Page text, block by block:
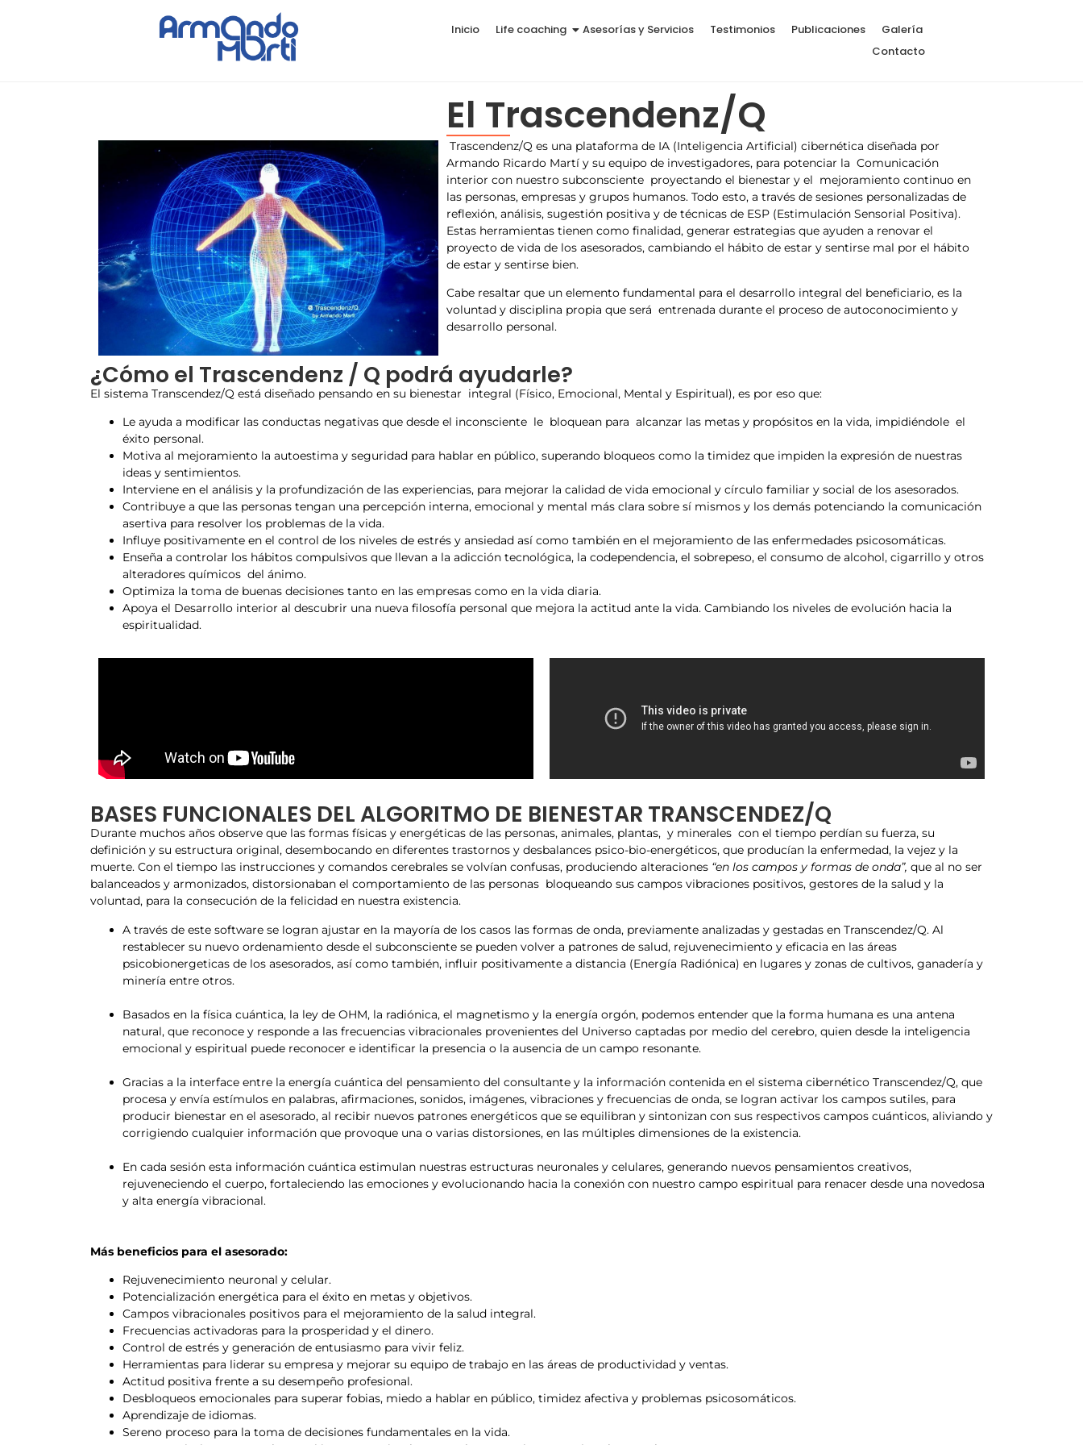
Inicio Life coaching Asesorías y Servicios Testimonios Publicaciones
Galería
Contacto
El Trascendenz/Q
Trascendenz/Q es una plataforma de IA (Inteligencia Artificial) cibernética diseñada por
Armando Ricardo Martí y su equipo de investigadores, para potenciar la Comunicación
interior con nuestro subconsciente proyectando el bienestar y el mejoramiento continuo en
las personas, empresas y grupos humanos. Todo esto, a través de sesiones personalizadas de
reflexión, análisis, sugestión positiva y de técnicas de ESP (Estimulación Sensorial Positiva).
Estas herramientas tienen como finalidad, generar estrategias que ayuden a renovar el
proyecto de vida de los asesorados, cambiando el hábito de estar y sentirse mal por el hábito
de estar y sentirse bien.
Cabe resaltar que un elemento fundamental para el desarrollo integral del beneficiario, es la
voluntad y disciplina propia que será entrenada durante el proceso de autoconocimiento y
desarrollo personal.
¿Cómo el Trascendenz / Q podrá ayudarle?
El sistema Transcendez/Q está diseñado pensando en su bienestar integral (Físico, Emocional, Mental y Espiritual), es por eso que:
Le ayuda a modificar las conductas negativas que desde el inconsciente le bloquean para alcanzar las metas y propósitos en la vida, impidiéndole el
éxito personal.
Motiva al mejoramiento la autoestima y seguridad para hablar en público, superando bloqueos como la timidez que impiden la expresión de nuestras
ideas y sentimientos.
Interviene en el análisis y la profundización de las experiencias, para mejorar la calidad de vida emocional y círculo familiar y social de los asesorados.
Contribuye a que las personas tengan una percepción interna, emocional y mental más clara sobre sí mismos y los demás potenciando la comunicación
asertiva para resolver los problemas de la vida.
Influye positivamente en el control de los niveles de estrés y ansiedad así como también en el mejoramiento de las enfermedades psicosomáticas.
Enseña a controlar los hábitos compulsivos que llevan a la adicción tecnológica, la codependencia, el sobrepeso, el consumo de alcohol, cigarrillo y otros
alteradores químicos del ánimo.
Optimiza la toma de buenas decisiones tanto en las empresas como en la vida diaria.
Apoya el Desarrollo interior al descubrir una nueva filosofía personal que mejora la actitud ante la vida. Cambiando los niveles de evolución hacia la
espiritualidad.
BASES FUNCIONALES DEL ALGORITMO DE BIENESTAR TRANSCENDEZ/Q
Durante muchos años observe que las formas físicas y energéticas de las personas, animales, plantas, y minerales con el tiempo perdían su fuerza, su
definición y su estructura original, desembocando en diferentes trastornos y desbalances psico-bio-energéticos, que producían la enfermedad, la vejez y la
muerte. Con el tiempo las instrucciones y comandos cerebrales se volvían confusas, produciendo alteraciones “en los campos y formas de onda”, que al no ser
balanceados y armonizados, distorsionaban el comportamiento de las personas bloqueando sus campos vibraciones positivos, gestores de la salud y la
voluntad, para la consecución de la felicidad en nuestra existencia.
A través de este software se logran ajustar en la mayoría de los casos las formas de onda, previamente analizadas y gestadas en Transcendez/Q. Al
restablecer su nuevo ordenamiento desde el subconsciente se pueden volver a patrones de salud, rejuvenecimiento y eficacia en las áreas
psicobionergeticas de los asesorados, así como también, influir positivamente a distancia (Energía Radiónica) en lugares y zonas de cultivos, ganadería y
minería entre otros.
Basados en la física cuántica, la ley de OHM, la radiónica, el magnetismo y la energía orgón, podemos entender que la forma humana es una antena
natural, que reconoce y responde a las frecuencias vibracionales provenientes del Universo captadas por medio del cerebro, quien desde la inteligencia
emocional y espiritual puede reconocer e identificar la presencia o la ausencia de un campo resonante.
Gracias a la interface entre la energía cuántica del pensamiento del consultante y la información contenida en el sistema cibernético Transcendez/Q, que
procesa y envía estímulos en palabras, afirmaciones, sonidos, imágenes, vibraciones y frecuencias de onda, se logran activar los campos sutiles, para
producir bienestar en el asesorado, al recibir nuevos patrones energéticos que se equilibran y sintonizan con sus respectivos campos cuánticos, aliviando y
corrigiendo cualquier información que provoque una o varias distorsiones, en las múltiples dimensiones de la existencia.
En cada sesión esta información cuántica estimulan nuestras estructuras neuronales y celulares, generando nuevos pensamientos creativos,
rejuveneciendo el cuerpo, fortaleciendo las emociones y evolucionando hacia la conexión con nuestro campo espiritual para renacer desde una novedosa
y alta energía vibracional.
Más beneficios para el asesorado:
Rejuvenecimiento neuronal y celular.
Potencialización energética para el éxito en metas y objetivos.
Campos vibracionales positivos para el mejoramiento de la salud integral.
Frecuencias activadoras para la prosperidad y el dinero.
Control de estrés y generación de entusiasmo para vivir feliz.
Herramientas para liderar su empresa y mejorar su equipo de trabajo en las áreas de productividad y ventas.
Actitud positiva frente a su desempeño profesional.
Desbloqueos emocionales para superar fobias, miedo a hablar en público, timidez afectiva y problemas psicosomáticos.
Aprendizaje de idiomas.
Sereno proceso para la toma de decisiones fundamentales en la vida.